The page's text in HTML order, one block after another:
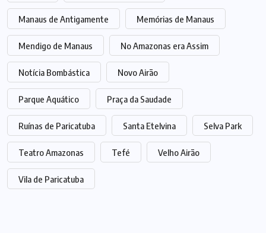
Manaus de Antigamente Memórias de Manaus
Mendigo de Manaus No Amazonas era Assim
Notícia Bombástica Novo Airão
Parque Aquático Praça da Saudade
Ruínas de Paricatuba Santa Etelvina Selva Park
Teatro Amazonas Tefé Velho Airão
Vila de Paricatuba